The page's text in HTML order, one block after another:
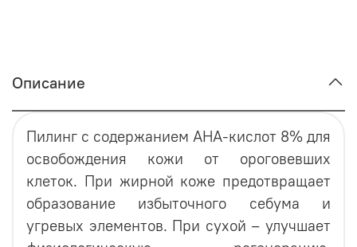
Описание
Пилинг с содержанием АНА-кислот 8% для
освобождения кожи от ороговевших
клеток. При жирной коже предотвращает
образование избыточного себума и
угревых элементов. При сухой – улучшает